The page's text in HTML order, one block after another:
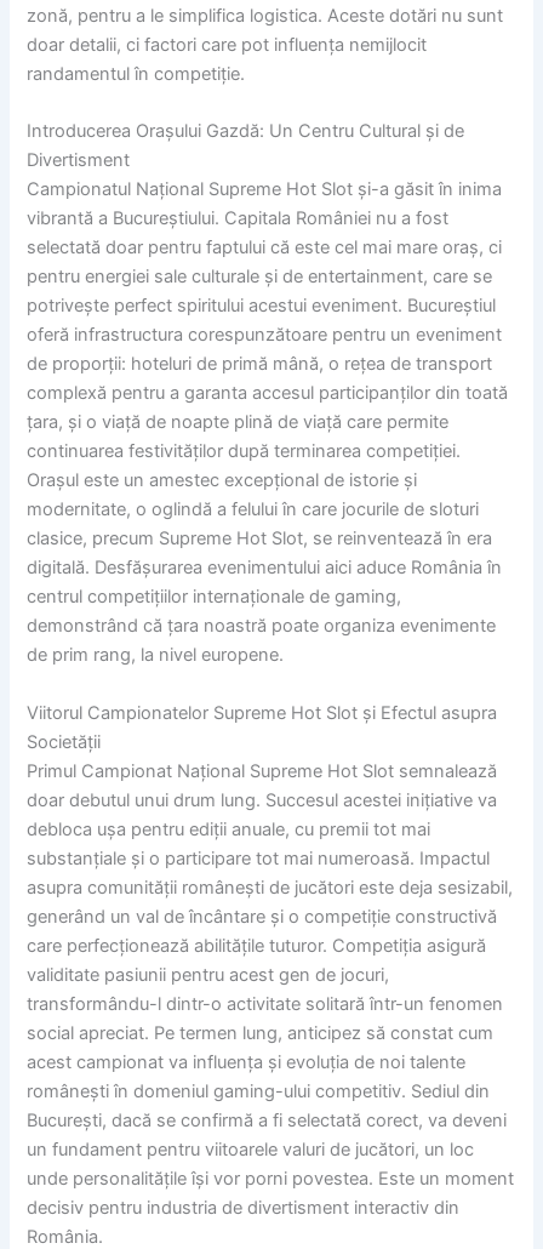
zonă, pentru a le simplifica logistica. Aceste dotări nu sunt
doar detalii, ci factori care pot influența nemijlocit
randamentul în competiție.
Introducerea Orașului Gazdă: Un Centru Cultural și de
Divertisment
Campionatul Național Supreme Hot Slot și-a găsit în inima
vibrantă a Bucureștiului. Capitala României nu a fost
selectată doar pentru faptului că este cel mai mare oraș, ci
pentru energiei sale culturale și de entertainment, care se
potrivește perfect spiritului acestui eveniment. Bucureștiul
oferă infrastructura corespunzătoare pentru un eveniment
de proporții: hoteluri de primă mână, o rețea de transport
complexă pentru a garanta accesul participanților din toată
țara, și o viață de noapte plină de viață care permite
continuarea festivităților după terminarea competiției.
Orașul este un amestec excepțional de istorie și
modernitate, o oglindă a felului în care jocurile de sloturi
clasice, precum Supreme Hot Slot, se reinventează în era
digitală. Desfășurarea evenimentului aici aduce România în
centrul competițiilor internaționale de gaming,
demonstrând că țara noastră poate organiza evenimente
de prim rang, la nivel europene.
Viitorul Campionatelor Supreme Hot Slot și Efectul asupra
Societății
Primul Campionat Național Supreme Hot Slot semnalează
doar debutul unui drum lung. Succesul acestei inițiative va
debloca ușa pentru ediții anuale, cu premii tot mai
substanțiale și o participare tot mai numeroasă. Impactul
asupra comunității românești de jucători este deja sesizabil,
generând un val de încântare și o competiție constructivă
care perfecționează abilitățile tuturor. Competiția asigură
validitate pasiunii pentru acest gen de jocuri,
transformându-l dintr-o activitate solitară într-un fenomen
social apreciat. Pe termen lung, anticipez să constat cum
acest campionat va influența și evoluția de noi talente
românești în domeniul gaming-ului competitiv. Sediul din
București, dacă se confirmă a fi selectată corect, va deveni
un fundament pentru viitoarele valuri de jucători, un loc
unde personalitățile își vor porni povestea. Este un moment
decisiv pentru industria de divertisment interactiv din
România.